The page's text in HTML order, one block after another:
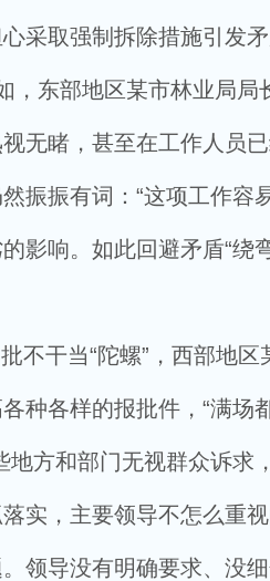
采取强制拆除措施引发
，东部地区某市林业局
无睹，甚至在工作人员
振振有词：“这项工作容
影响。如此回避矛盾“绕
不干当“陀螺”，西部地
种各样的报批件，“满场
地方和部门无视群众诉求
实，主要领导不怎么重
领导没有明确要求、没